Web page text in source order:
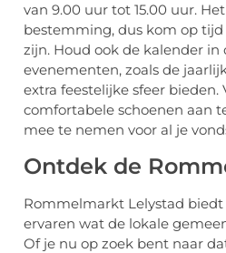
van 9.00 uur tot 15.00 uur.
bestemming, dus kom op
zijn. Houd ook de kalender in
evenementen, zoals de
extra feestelijke sfeer bieden.
comfortabele schoenen aan
mee te nemen voor al je
Ontdek de
Rommelmarkt Lelystad
ervaren wat de lokale
Of je nu op zoek bent naar